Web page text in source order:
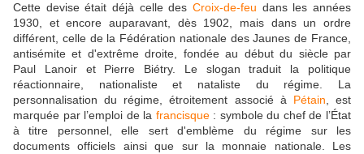
Cette devise était déjà celle des Croix-de-feu dans les années
1930, et encore auparavant, dès 1902, mais dans un ordre
différent, celle de la Fédération nationale des Jaunes de France,
antisémite et d'extrême droite, fondée au début du siècle par
Paul Lanoir et Pierre Biétry. Le slogan traduit la politique
réactionnaire, nationaliste et nataliste du régime. La
personnalisation du régime, étroitement associé à Pétain, est
marquée par l’emploi de la francisque: symbole du chef de l’État
à titre personnel, elle sert d'emblème du régime sur les
documents officiels ainsi que sur la monnaie nationale. Les